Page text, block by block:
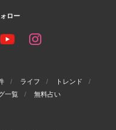
ロー
ライフ
トレンド
一覧 無料占い